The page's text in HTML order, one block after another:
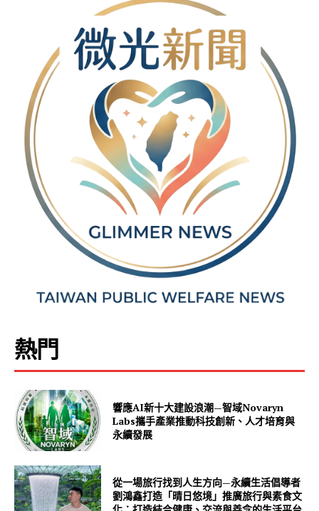
熱門
響應AI新十大建設浪潮—智域Novaryn
Labs攜手產業推動科技創新、人才培育與
永續發展
從一場旅行找到人生方向—永續生活倡導者
劉鴻鑫打造「晴日悠境」推廣旅行與素食文